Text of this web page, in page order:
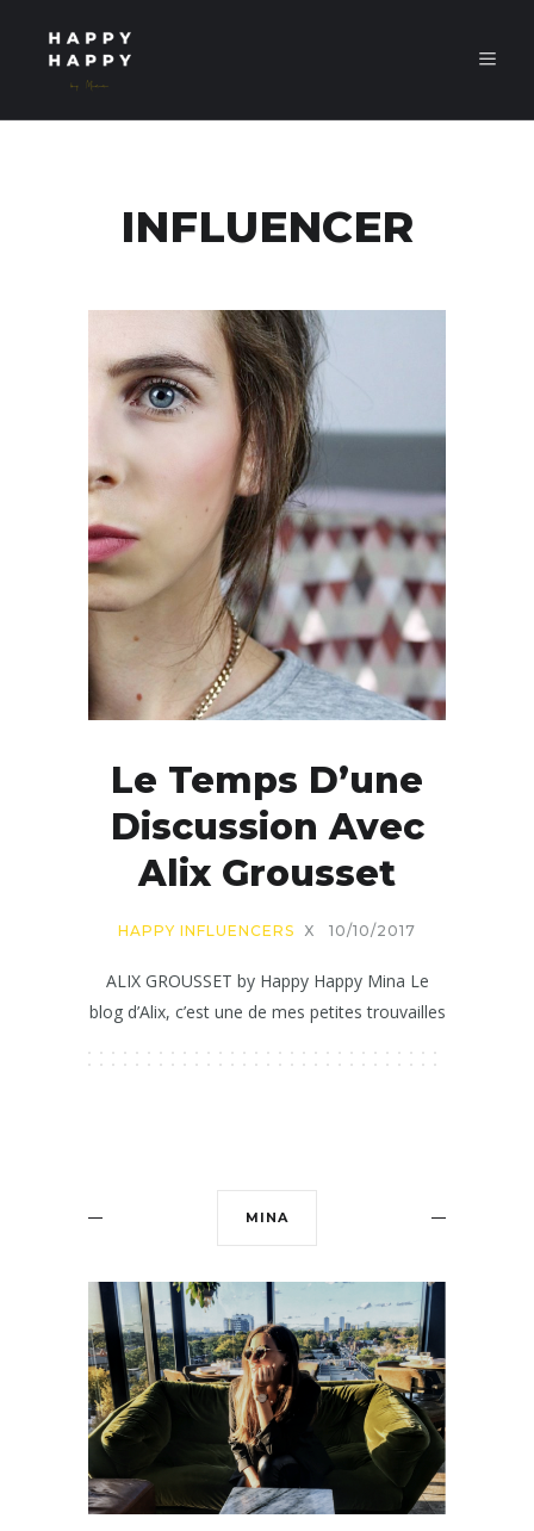
INFLUENCER
Le Temps D’une
Discussion Avec
Alix Grousset
HAPPY INFLUENCERS X 10/10/2017
ALIX GROUSSET by Happy Happy Mina Le
blog d’Alix, c’est une de mes petites trouvailles
MINA